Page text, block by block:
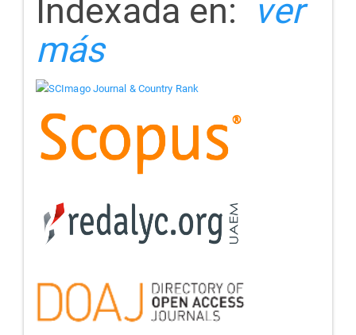
Indexada en: ver
más